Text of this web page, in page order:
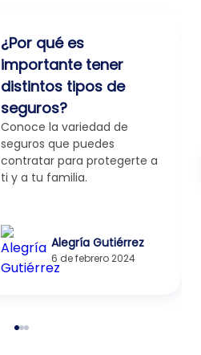
¿Por qué es
importante tener
distintos tipos de
seguros?
Conoce la variedad de
seguros que puedes
contratar para protegerte a
ti y a tu familia.
Alegría Gutiérrez
6 de febrero 2024